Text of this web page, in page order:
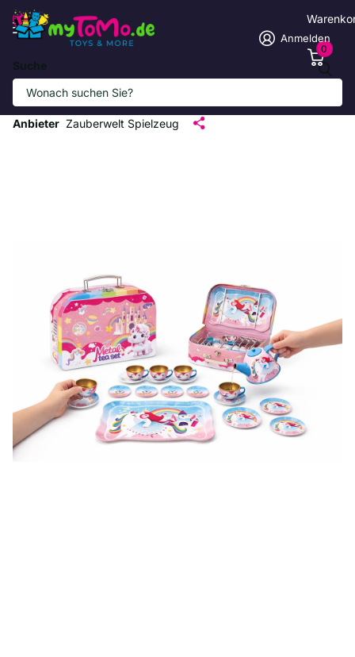
Suche
Anmelden
0
Buntes Einhorn-Teeset aus Metall für
Kinder
Anbieter Zauberwelt Spielzeug